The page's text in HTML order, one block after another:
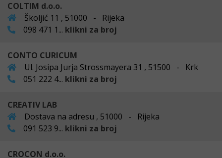
COLTIM d.o.o.
Školjić 11 , 51000 - Rijeka
098 471 1... klikni za broj
CONTO CURICUM
Ul. Josipa Jurja Strossmayera 31 , 51500 - Krk
051 222 4... klikni za broj
CREATIV LAB
Dostava na adresu , 51000 - Rijeka
091 523 9... klikni za broj
CROCON d.o.o.